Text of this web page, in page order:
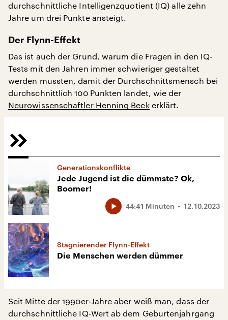
durchschnittliche Intelligenzquotient (IQ) alle zehn
Jahre um drei Punkte ansteigt.
Der Flynn-Effekt
Das ist auch der Grund, warum die Fragen in den IQ-
Tests mit den Jahren immer schwieriger gestaltet
werden mussten, damit der Durchschnittsmensch bei
durchschnittlich 100 Punkten landet, wie der
Neurowissenschaftler Henning Beckerklärt.
Generationskonflikte
Jede Jugend ist die dümmste? Ok,
Boomer!
12.10.2023
44:41 Minuten
Stagnierender Flynn-Effekt
Die Menschen werden dümmer
Seit Mitte der 1990er-Jahre aber weiß man, dass der
durchschnittliche IQ-Wert ab dem Geburtenjahrgang